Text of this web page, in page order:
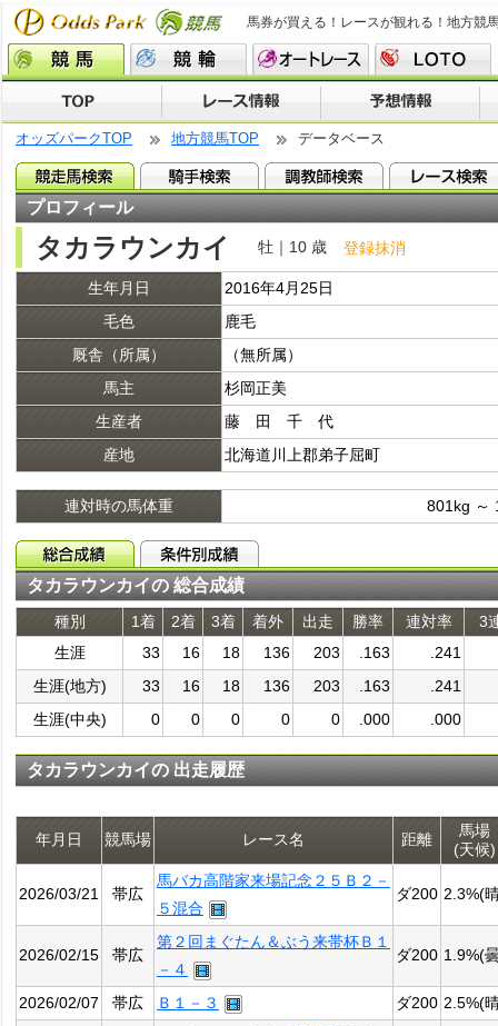
馬券が買える！レースが観れる！地方競
オッズパークTOP 地方競馬TOP データベース
プロフィール
タカラウンカイ 牡｜10 歳 登録抹消
生年月日
2016年4月25日
毛色
鹿毛
厩舎（所属）
（無所属）
馬主
杉岡正美
生産者
藤 田 千 代
産地
北海道川上郡弟子屈町
連対時の馬体重 801kg ～
タカラウンカイの 総合成績
種別 1着 2着 3着 着外 出走 勝率 連対率
3
生涯
33 16 18 136 203 .163
.241
生涯(地方)
33 16 18 136 203 .163
.241
生涯(中央)
0 0 0 0 0 .000 .000
タカラウンカイの 出走履歴
年月日 競馬場 レース名 距離
馬場
(天候)
2026/03/21 帯広
馬バカ高階家来場記念２５Ｂ２－
５混合
ダ200 2.3%(
2026/02/15 帯広
第２回まぐたん＆ぶう来帯杯Ｂ１
－４
ダ200 1.9%(
2026/02/07 帯広 Ｂ１－３ ダ200 2.5%(